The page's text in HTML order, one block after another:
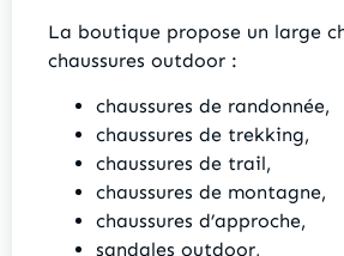
La boutique propose un large
chaussures outdoor :
chaussures de randonnée,
chaussures de trekking,
chaussures de trail,
chaussures de montagne,
chaussures d’approche,
sandales outdoor,